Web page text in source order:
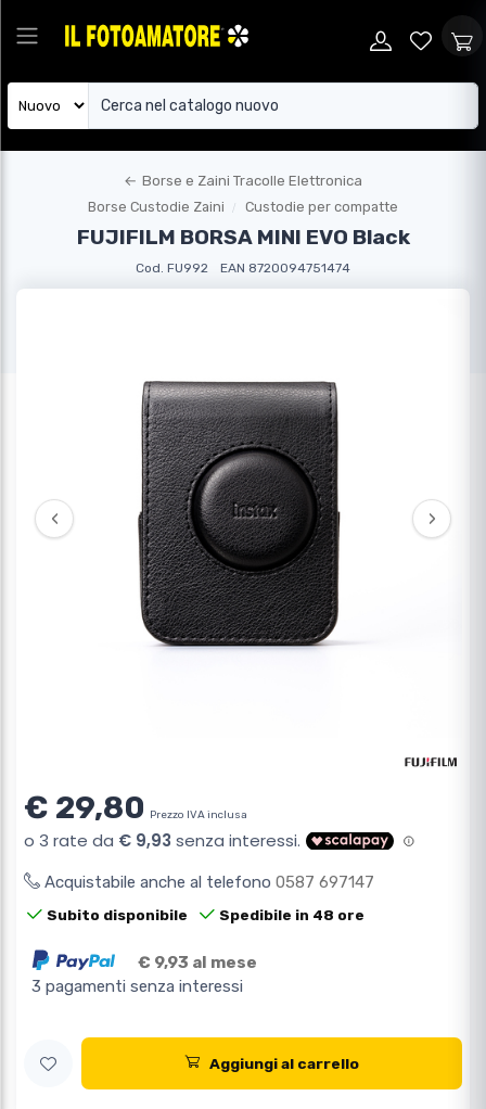
← Borse e Zaini Tracolle Elettronica
Borse Custodie Zaini
Custodie per compatte
FUJIFILM BORSA MINI EVO Black
Cod. FU992 EAN 8720094751474
‹ ›
€ 29,80 Prezzo IVA inclusa
Acquistabile anche al telefono 0587 697147
Subito disponibile Spedibile in 48 ore
€ 9,93 al mese
3 pagamenti senza interessi
Aggiungi al carrello